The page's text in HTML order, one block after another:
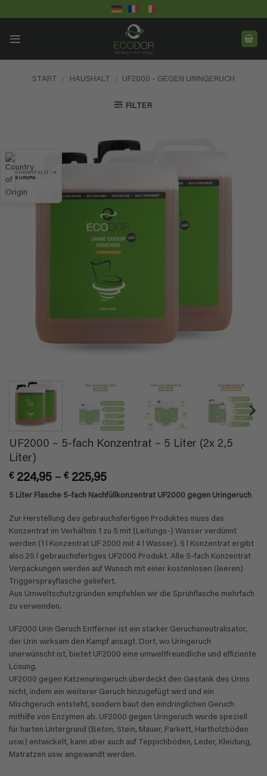
to
START / HAUSHALT / UF2000 - GEGEN URINGERUCH
FILTER
HERGESTELLT IN
EUROPA
UF2000 – 5-fach Konzentrat – 5 Liter (2x 2,5
Liter)
€224,95 – €225,95Preisspanne:
€ 224,95
bis
€ 225,95
5 Liter Flasche 5-fach Nachfüllkonzentrat UF2000 gegen Uringeruch
Zur Herstellung des gebrauchsfertigen Produktes muss das
Konzentrat im Verhältnis 1 zu 5 mit (Leitungs-) Wasser verdünnt
werden (1 l Konzentrat UF 2000 mit 4 l Wasser). 5 l Konzentrat ergibt
also 25 l gebrauchsfertiges UF2000 Produkt. Alle 5-fach Konzentrat
Verpackungen werden auf Wunsch mit einer kostenlosen (leeren)
Triggersprayflasche geliefert.
Aus Umweltschutzgründen empfehlen wir die Sprühflasche mehrfach
zu verwenden.
UF2000 Urin Geruch Entferner ist ein starker Geruchsneutralisator,
der Urin wirksam den Kampf ansagt. Dort, wo Uringeruch
unerwünscht ist, bietet UF2000 eine umweltfreundliche und effiziente
Lösung.
UF2000 gegen Katzenuringeruch überdeckt den Gestank des Urins
nicht, indem ein weiterer Geruch hinzugefügt wird und ein
Mischgeruch entsteht, sondern baut den eindringlichen Geruch
mithilfe von Enzymen ab. UF2000 gegen Uringeruch wurde speziell
für harten Untergrund (Beton, Stein, Mauer, Parkett, Hartholzböden
usw.) entwickelt, kann aber auch auf Teppichböden, Leder, Kleidung,
Matratzen usw. angewandt werden.